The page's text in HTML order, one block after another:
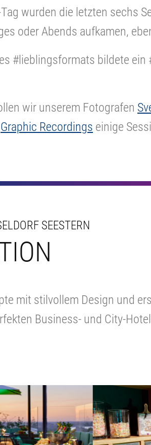
wurden die letzten sechs
oder Abends aufkamen,
#lieblingsformats bildete
wir unserem Fotografen
Graphic Recordings einige
SEESTERN
mit stilvollem Design und
Business- und City-